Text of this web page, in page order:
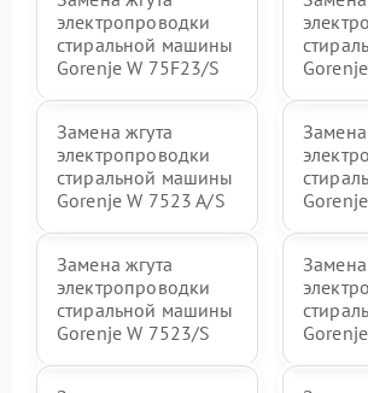
электропроводки
стиральной машины
Gorenje W 75F23/S
Замена жгута
электропроводки
стиральной машины
Gorenje W 7523 A/S
Замена жгута
электропроводки
стиральной машины
Gorenje W 7523/S